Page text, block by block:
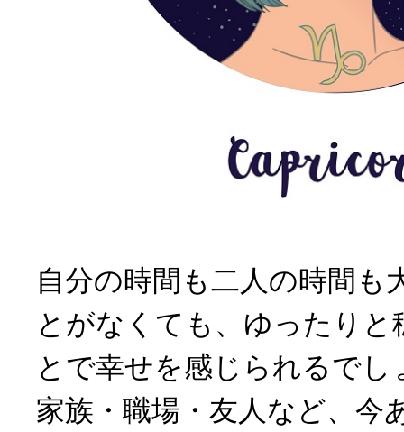
自分の時間も二人の時間も
とがなくても、ゆったり
とで幸せを感じられるでし
家族・職場・友人など、今